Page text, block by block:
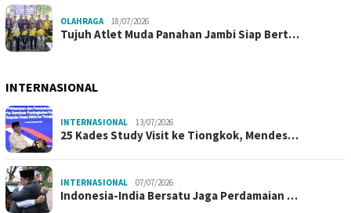
OLAHRAGA 18/07/2026
Tujuh Atlet Muda Panahan Jambi Siap Bert…
INTERNASIONAL
INTERNASIONAL 13/07/2026
25 Kades Study Visit ke Tiongkok, Mendes…
INTERNASIONAL 07/07/2026
Indonesia-India Bersatu Jaga Perdamaian …